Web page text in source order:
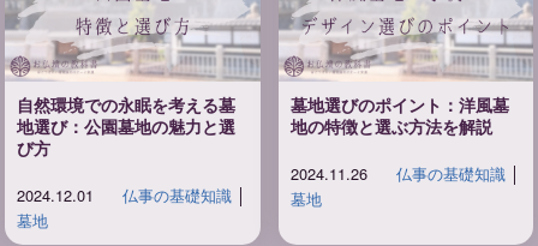
自然環境での永眠を考える墓
地選び：公園墓地の魅力と選
び方
2024.12.01 仏事の基礎知識│
墓地
墓地選びのポイント：洋風墓
地の特徴と選ぶ方法を解説
2024.11.26 仏事の基礎知識│
墓地